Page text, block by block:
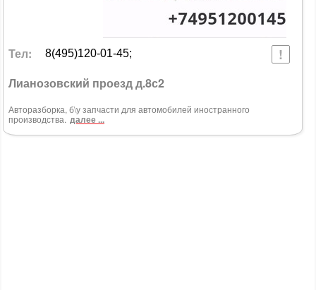
Тел: 8(495)120-01-45;
Лианозовский проезд д.8с2
Авторазборка, б\у запчасти для автомобилей иностранного
производства. далее ...